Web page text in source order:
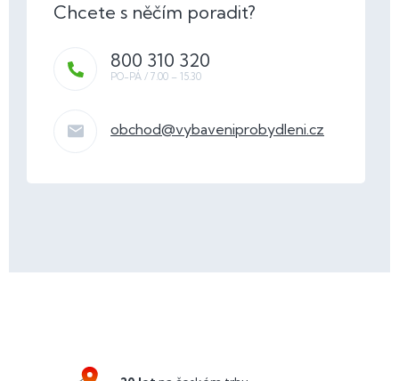
obchod@vybaveniprobydleni.cz
800 310 320